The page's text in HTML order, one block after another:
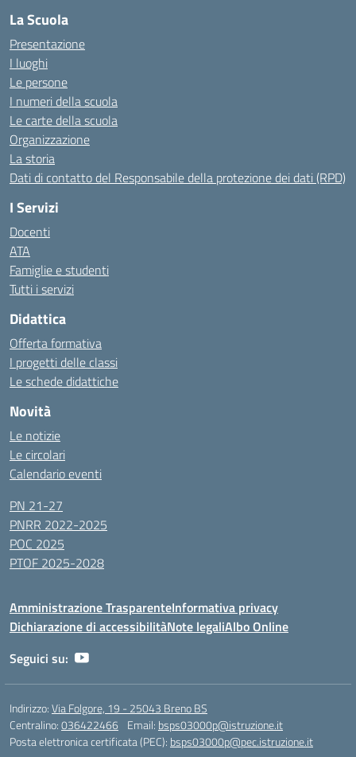
La Scuola
Presentazione
I luoghi
Le persone
I numeri della scuola
Le carte della scuola
Organizzazione
La storia
Dati di contatto del Responsabile della protezione dei dati (RPD)
I Servizi
Docenti
ATA
Famiglie e studenti
Tutti i servizi
Didattica
Offerta formativa
I progetti delle classi
Le schede didattiche
Novità
Le notizie
Le circolari
Calendario eventi
PN 21-27
PNRR 2022-2025
POC 2025
PTOF 2025-2028
Amministrazione TrasparenteInformativa privacy
Dichiarazione di accessibilitàNote legaliAlbo Online
Seguici su:
Indirizzo:Via Folgore, 19 - 25043 Breno BS
Centralino:036422466 Email: bsps03000p@istruzione.it
Posta elettronica certificata (PEC): bsps03000p@pec.istruzione.it